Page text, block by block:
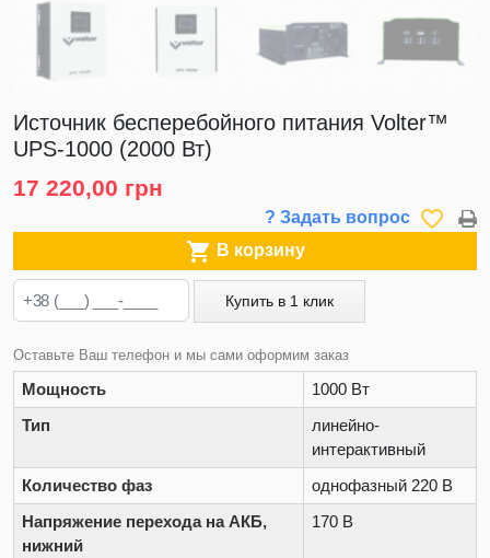
Источник бесперебойного питания Volter™
UPS-1000 (2000 Вт)
17 220,00 грн
? Задать вопрос favorite_border
 В корзину
Купить в 1 клик
Оставьте Ваш телефон и мы сами оформим заказ
Мощность
1000 Вт
Тип
линейно-
интерактивный
Количество фаз
однофазный 220 В
Напряжение перехода на АКБ,
нижний
170 В